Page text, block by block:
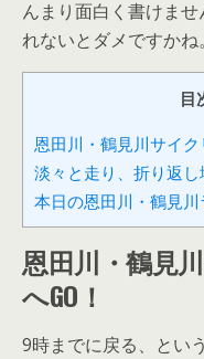
んまり面白く書けま
れないとダメですかね。
目
恩田川・鶴見川サイク
淡々と走り、折り返し
本日の恩田川・鶴見
恩田川・鶴見
へGO！
9時までに戻る、とい